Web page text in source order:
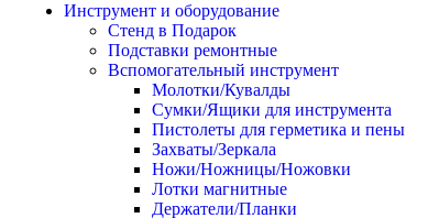
Инструмент и оборудование
Стенд в Подарок
Подставки ремонтные
Вспомогательный инструмент
Молотки/Кувалды
Сумки/Ящики для инструмента
Пистолеты для герметика и пены
Захваты/Зеркала
Ножи/Ножницы/Ножовки
Лотки магнитные
Держатели/Планки